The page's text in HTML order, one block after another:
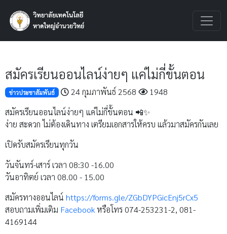
สมัครเรียนออนไลน์ง่ายๆ แค่ไม่กี่ขั้นตอน
ข่าวประชาสัมพันธ์ 24 กุมภาพันธ์ 2568
1948
สมัครเรียนออนไลน์ง่ายๆ แค่ไม่กี่ขั้นตอน 📲✨
ง่าย สะดวก ไม่ต้องเดินทาง เตรียมเอกสารให้ครบ แล้วมาสมัครกันเลย
เปิดรับสมัครเรียนทุกวัน
วันจันทร์-เสาร์ เวลา 08:30 -16.00
วันอาทิตย์ เวลา 08.00 - 15.00
สมัครทางออนไลน์ https://forms.gle/ZGbDYPGicEnj5rCx5
สอบถามเพิ่มเติม Facebook หรือโทร 074-253231-2, 081-
4169144